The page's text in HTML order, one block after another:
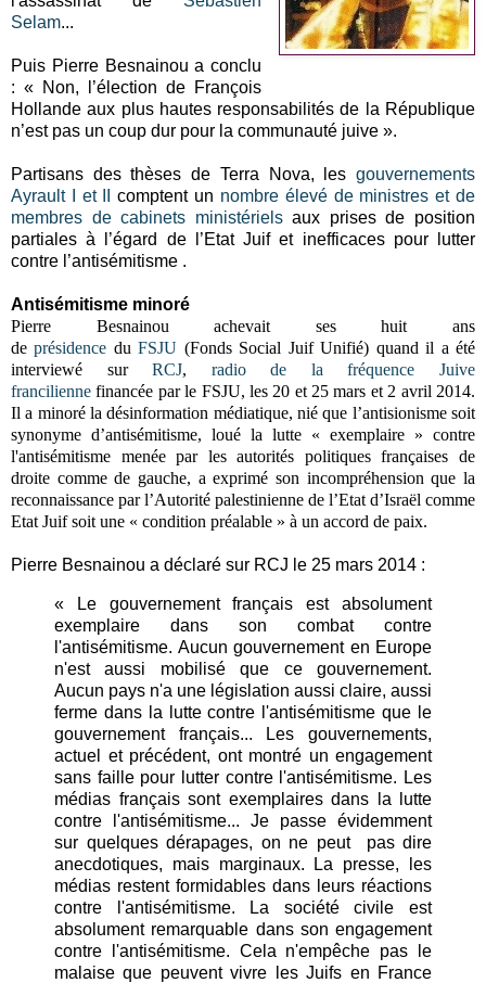
Selam...
Puis Pierre Besnainou a conclu
: « Non, l’élection de François
Hollande aux plus hautes responsabilités de la République
n’est pas un coup dur pour la communauté juive ».
Partisans des thèses de Terra Nova, les gouvernements
Ayrault I et II
comptent un nombre élevé de ministres et de
membres de cabinets ministérielsaux prises de position
partiales à l’égard de l’Etat Juif et inefficaces pour lutter
contre l’antisémitisme .
Antisémitisme minoré
Pierre Besnainou achevait ses huit ans
deprésidence duFSJU (Fonds Social Juif Unifié) quand il a été
interviewé surRCJ, radio de la fréquence Juive
francilienne financée par le FSJU, les 20 et 25 mars et 2 avril 2014.
Il a minoré la désinformation médiatique, nié que l’antisionisme soit
synonyme d’antisémitisme, loué la lutte « exemplaire » contre
l'antisémitisme menée par les autorités politiques françaises de
droite comme de gauche, a exprimé son incompréhension que la
reconnaissance par l’Autorité palestinienne de l’Etat d’Israël comme
Etat Juif soit une « condition préalable » à un accord de paix.
Pierre Besnainou a déclaré sur RCJ le 25 mars 2014 :
« Le gouvernement français est absolument
exemplaire dans son combat contre
l'antisémitisme. Aucun gouvernement en Europe
n'est aussi mobilisé que ce gouvernement.
Aucun pays n'a une législation aussi claire, aussi
ferme dans la lutte contre l'antisémitisme que le
gouvernement français... Les gouvernements,
actuel et précédent, ont montré un engagement
sans faille pour lutter contre l'antisémitisme. Les
médias français sont exemplaires dans la lutte
contre l'antisémitisme... Je passe évidemment
sur quelques dérapages, on ne peut pas dire
anecdotiques, mais marginaux. La presse, les
médias restent formidables dans leurs réactions
contre l'antisémitisme. La société civile est
absolument remarquable dans son engagement
contre l'antisémitisme. Cela n'empêche pas le
malaise que peuvent vivre les Juifs en France